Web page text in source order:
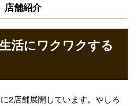
店舗紹介
活にワクワクする
2店舗展開しています。やしろ